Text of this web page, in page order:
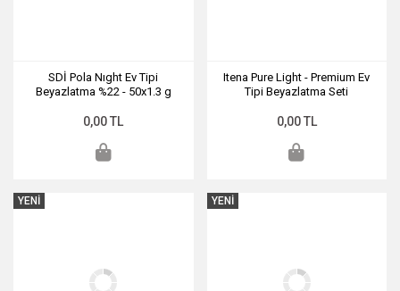
SDİ Pola Nıght Ev Tipi
Beyazlatma %22 - 50x1.3 g
0,00 TL
Itena Pure Light - Premium Ev
Tipi Beyazlatma Seti
0,00 TL
YENİ YENİ